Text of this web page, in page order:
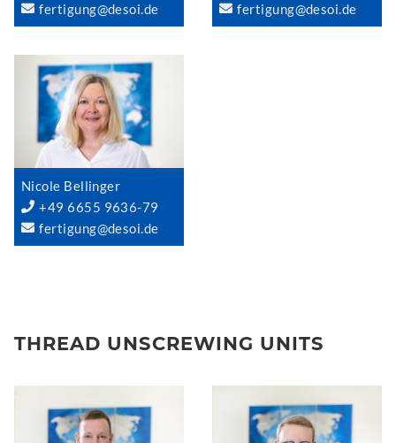
fertigung@desoi.de
fertigung@desoi.de
Nicole Bellinger
+49 6655 9636-79
fertigung@desoi.de
THREAD UNSCREWING UNITS